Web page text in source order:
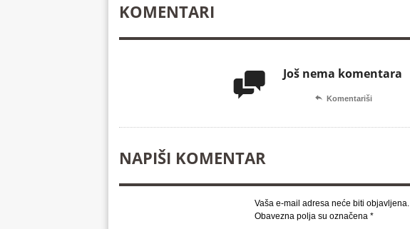
KOMENTARI
 Još nema komentara
 Komentariši
NAPIŠI KOMENTAR
Vaša e-mail adresa neće biti objavljena.
Obavezna polja su označena *